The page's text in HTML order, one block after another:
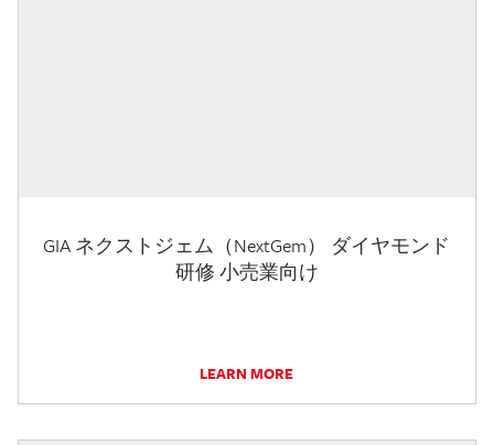
GIA ネクストジェム（NextGem） ダイヤモンド
研修 小売業向け
LEARN MORE